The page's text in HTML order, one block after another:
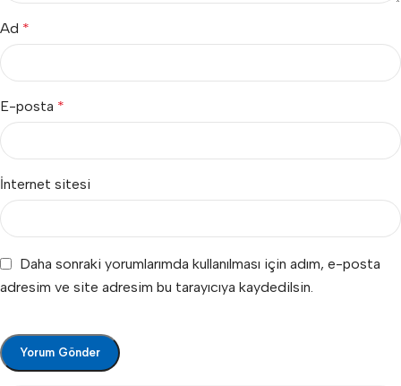
Ad *
E-posta *
İnternet sitesi
Daha sonraki yorumlarımda kullanılması için adım, e-posta
adresim ve site adresim bu tarayıcıya kaydedilsin.